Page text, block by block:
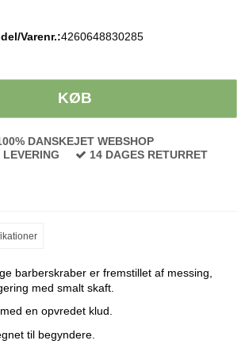
Varenr.:4260648830285
KØB
DANSKEJET WEBSHOP
14 DAGES RETURRET
barberskraber er fremstillet af messing,
med smalt skaft.
en opvredet klud.
til begyndere.